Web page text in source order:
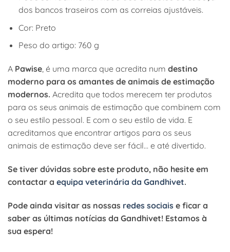
dos bancos traseiros com as correias ajustáveis.
Cor: Preto
Peso do artigo: 760 g
A Pawise, é uma marca que acredita num destino
moderno para os amantes de animais de estimação
modernos. Acredita que todos merecem ter produtos
para os seus animais de estimação que combinem com
o seu estilo pessoal. E com o seu estilo de vida. E
acreditamos que encontrar artigos para os seus
animais de estimação deve ser fácil… e até divertido.
Se tiver dúvidas sobre este produto, não hesite em
contactar a equipa veterinária da Gandhivet.
Pode ainda visitar as nossas redes sociais e ficar a
saber as últimas notícias da Gandhivet! Estamos à
sua espera!